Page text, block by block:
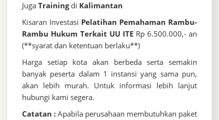
Juga Trainingdi Kalimantan
Kisaran Investasi Pelatihan Pemahaman Rambu-
Rambu Hukum Terkait UU ITE Rp 6.500.000,- an
(**syarat dan ketentuan berlaku**)
Harga setiap kota akan berbeda serta semakin
banyak peserta dalam 1 instansi yang sama pun,
akan lebih murah. Untuk informasi lebih lanjut
hubungi kami segera.
Catatan : Apabila perusahaan membutuhkan paket